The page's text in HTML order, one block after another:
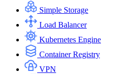
Simple Storage
Load Balancer
Kubernetes Engine
Container Registry
VPN